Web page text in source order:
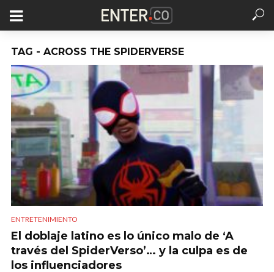
TAG - ACROSS THE SPIDERVERSE
ENTRETENIMIENTO
El doblaje latino es lo único malo de ‘A
través del SpiderVerso’… y la culpa es de
los influenciadores